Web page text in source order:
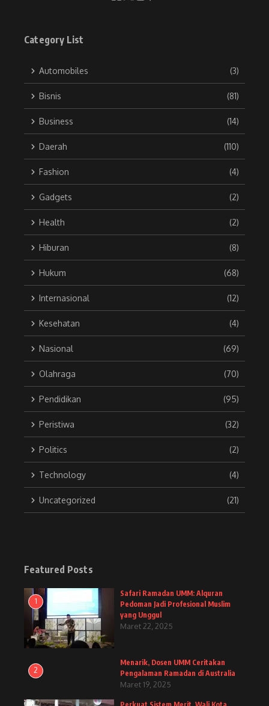
Category List
Automobiles (3)
Bisnis (81)
Business (14)
Daerah (110)
Fashion (4)
Gadgets (2)
Health (2)
Hiburan (8)
Hukum (68)
Internasional (12)
Kesehatan (4)
Nasional (69)
Olahraga (70)
Pendidikan (95)
Peristiwa (32)
Politics (2)
Technology (4)
Uncategorized (21)
Featured Posts
1
Safari Ramadan UMM: Alquran
Pedoman Jadi Profesional Muslim
yang Unggul
Maret 22, 2025
2
Menarik, Dosen UMM Ceritakan
Pengalaman Ramadan di Australia
Maret 19, 2025